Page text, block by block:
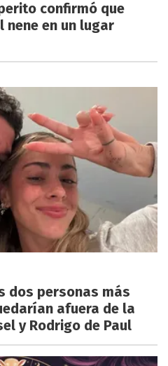
confirmó que
en un lugar
dos personas más
afuera de la
y Rodrigo de Paul